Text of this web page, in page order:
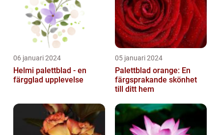
06 januari 2024
Helmi palettblad - en
färgglad upplevelse
05 januari 2024
Palettblad orange: En
färgsprakande skönhet
till ditt hem